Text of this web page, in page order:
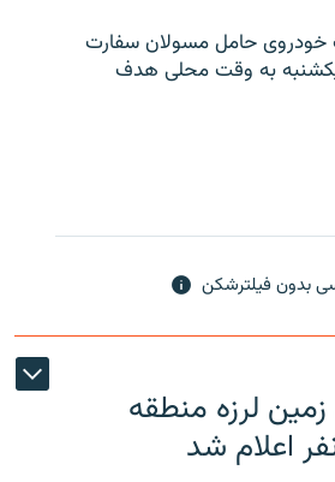
خودروی حامل مسولان سفارت
یکشنبه به وقت محلی هدف
بدون فیلترشکن
لرزه منطقه